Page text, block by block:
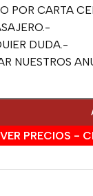
POR CARTA
DUDA.-
NUESTROS
PRECIOS -